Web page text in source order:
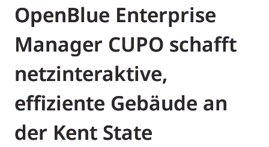
OpenBlue Enterprise
Manager CUPO schafft
netzinteraktive,
effiziente Gebäude an
der Kent State